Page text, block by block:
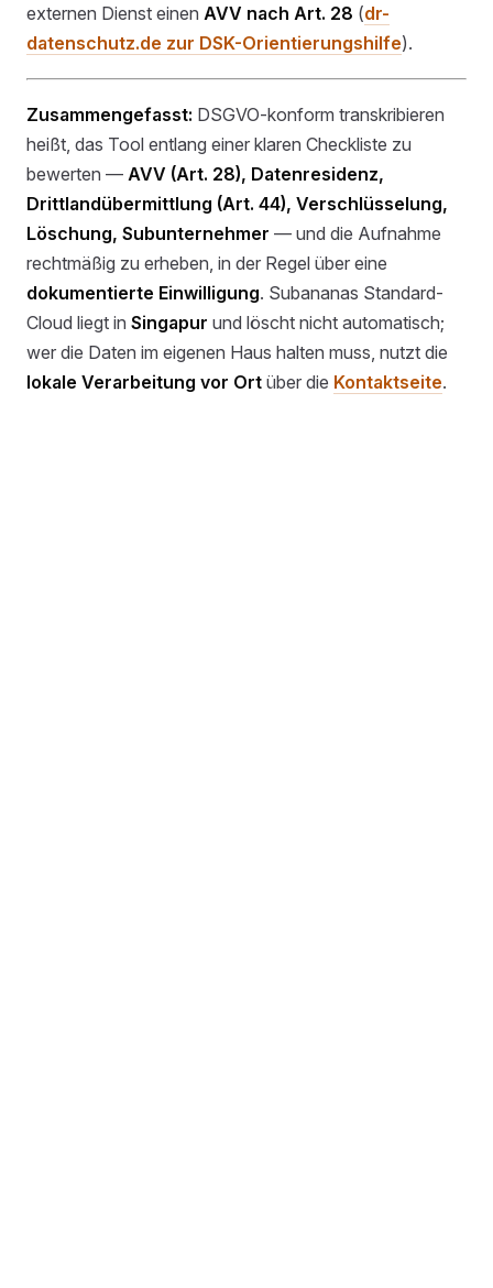
externen Dienst einen AVV nach Art. 28 (dr-
datenschutz.de zur DSK-Orientierungshilfe).
Zusammengefasst: DSGVO-konform transkribieren
heißt, das Tool entlang einer klaren Checkliste zu
bewerten — AVV (Art. 28), Datenresidenz,
Drittlandübermittlung (Art. 44), Verschlüsselung,
Löschung, Subunternehmer — und die Aufnahme
rechtmäßig zu erheben, in der Regel über eine
dokumentierte Einwilligung. Subananas Standard-
Cloud liegt in Singapur und löscht nicht automatisch;
wer die Daten im eigenen Haus halten muss, nutzt die
lokale Verarbeitung vor Ort über die Kontaktseite.